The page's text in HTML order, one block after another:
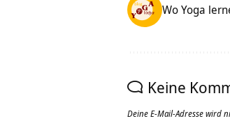
Wo Yoga
Keine
Deine E-Mail-Adresse wird